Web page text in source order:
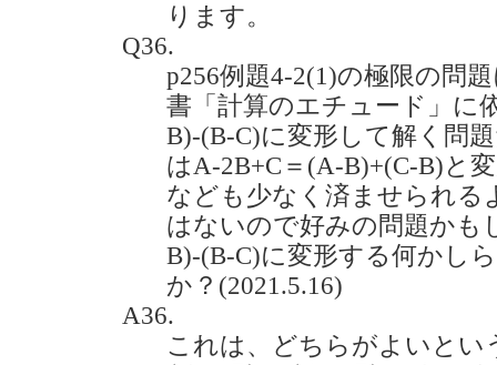
ります。
Q36.
p256例題4-2(1)の極限の問
書「計算のエチュード」に
B)-(B-C)に変形して解く問
はA-2B+C＝(A-B)+(C-B)と
なども少なく済ませられる
はないので好みの問題かも
B)-(B-C)に変形する何かし
か？(2021.5.16)
A36.
これは、どちらがよいとい